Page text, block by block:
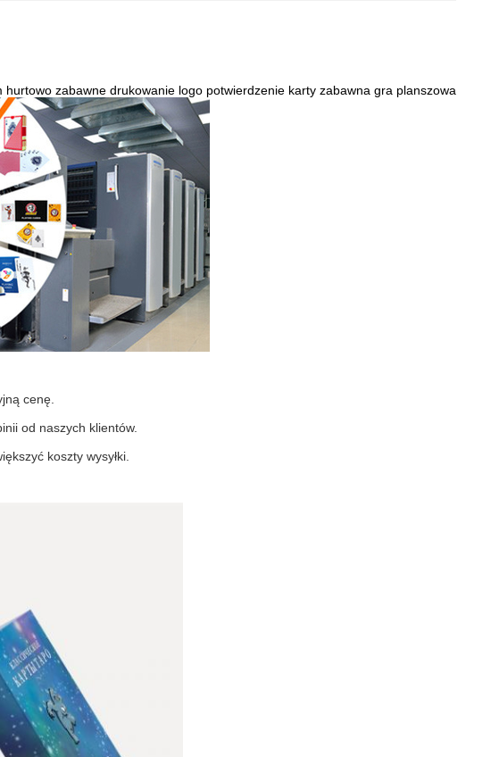
zabawne drukowanie logo potwierdzenie karty zabawna gra planszowa
cenę.
od naszych klientów.
koszty wysyłki.